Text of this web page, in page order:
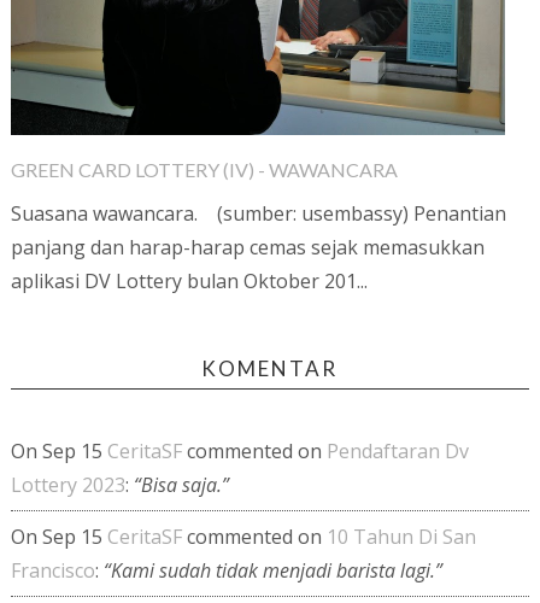
GREEN CARD LOTTERY (IV) - WAWANCARA
Suasana wawancara. (sumber: usembassy) Penantian
panjang dan harap-harap cemas sejak memasukkan
aplikasi DV Lottery bulan Oktober 201...
KOMENTAR
On Sep 15 CeritaSFcommented on Pendaftaran Dv
Lottery 2023: “Bisa saja.”
On Sep 15 CeritaSFcommented on 10 Tahun Di San
Francisco: “Kami sudah tidak menjadi barista lagi.”